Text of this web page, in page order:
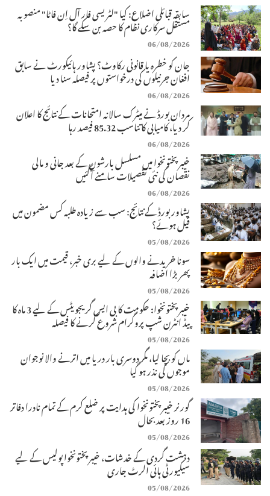
سابقہ قبائلی اضلاع: کیا "لٹریسی فار آل اِن فاٹا" منصوبہ
مستقل سرکاری نظام کا حصہ بن سکے گا؟
06/08/2026
جان کو خطرہ یا قانونی رکاوٹ؟ پشاور ہائیکورٹ نے سابق
افغان جرنیلوں کی درخواستوں پر فیصلہ سنا دیا
06/08/2026
مردان بورڈ نے میٹرک سالانہ امتحانات کے نتائج کا اعلان
کر دیا، کامیابی کا تناسب 85.32 فیصد رہا
06/08/2026
خیبرپختونخوا میں مسلسل بارشوں کے بعد جانی و مالی
نقصان کی نئی تفصیلات سامنے آگئیں
06/08/2026
پشاور بورڈ کے نتائج: سب سے زیادہ طلبہ کس مضمون میں
فیل ہوئے؟
05/08/2026
سونا خریدنے والوں کے لیے بری خبر، قیمت میں ایک بار
پھر بڑا اضافہ
05/08/2026
خیبرپختونخوا: حکومت کا بی ایس گریجویٹس کے لیے 3 ماہ کا
پیڈ انٹرن شپ پروگرام شروع کرنے کا فیصلہ
05/08/2026
ماں کو بچا لیا، مگر دوسری بار دریا میں اترنے والا نوجوان
موجوں کی نذر ہو گیا
05/08/2026
گورنر خیبرپختونخوا کی ہدایت پر ضلع کرم کے تمام نادرا دفاتر
16 روز بعد بحال
05/08/2026
دہشت گردی کے خدشات، خیبرپختونخوا پولیس کے لیے
سیکیورٹی ہائی الرٹ جاری
05/08/2026